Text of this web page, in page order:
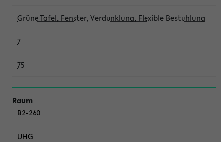
Grüne Tafel, Fenster, Verdunklung, Flexible Bestuhlung
7
75
B2-260
UHG